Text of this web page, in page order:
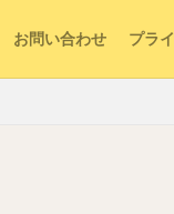
お問い合わせ プラ